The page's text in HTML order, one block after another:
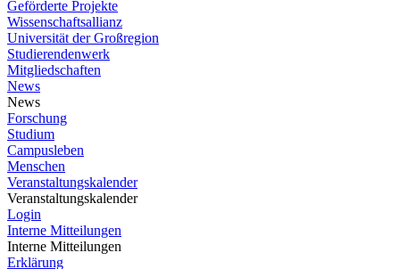
Geförderte Projekte
Wissenschaftsallianz
Universität der Großregion
Studierendenwerk
Mitgliedschaften
News
News
Forschung
Studium
Campusleben
Menschen
Veranstaltungskalender
Veranstaltungskalender
Login
Interne Mitteilungen
Interne Mitteilungen
Erklärung